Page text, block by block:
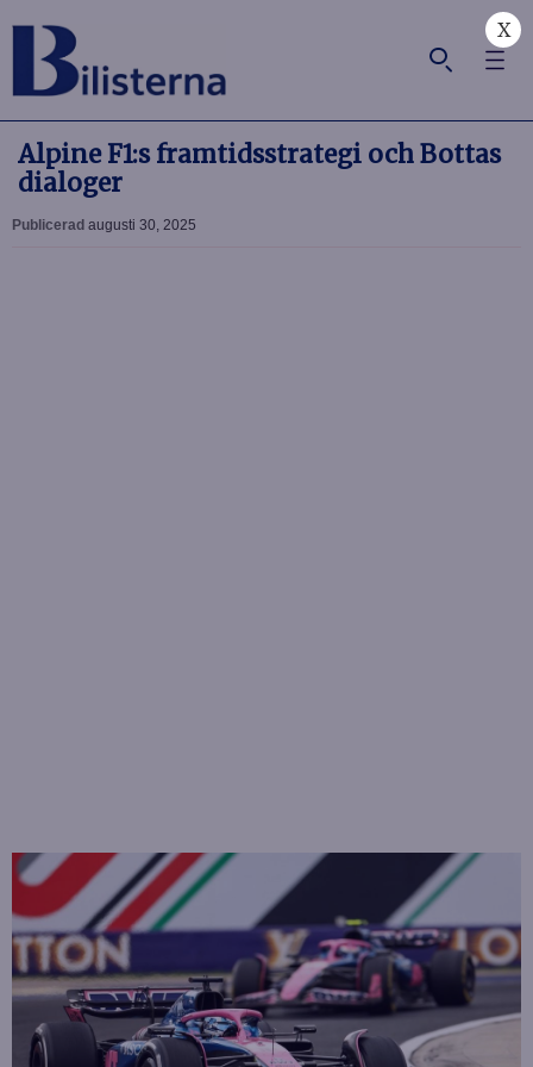
X
Alpine F1:s framtidsstrategi och Bottas
dialoger
Publicerad augusti 30, 2025